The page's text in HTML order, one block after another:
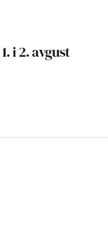
i 2. avgust